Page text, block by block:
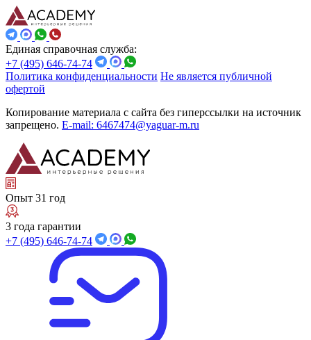
Единая справочная служба:
+7 (495) 646-74-74
Политика конфиденциальности Не является публичной
офертой
Копирование материала с сайта без гиперссылки на источник
запрещено. E-mail: 6467474@yaguar-m.ru
Опыт 31 год
3 года гарантии
+7 (495) 646-74-74